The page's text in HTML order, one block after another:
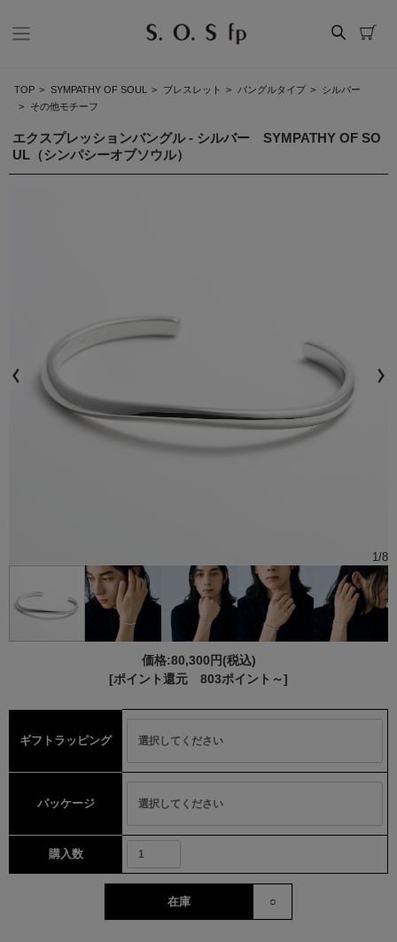
TOP > SYMPATHY OF SOUL > ブレスレット > バングルタイプ > シルバー
> その他モチーフ
エクスプレッションバングル - シルバー SYMPATHY OF SO
UL（シンパシーオブソウル）
1/8
価格:80,300円(税込)
[ポイント還元 803ポイント～]
ギフトラッピング
パッケージ
購入数
在庫 ○